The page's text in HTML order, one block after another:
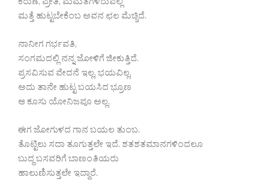
ಕರುಣೆ, ಪ್ರೀತಿ, ಮಮತೆಗಳಿರುವಲ್ಲಿ
ಮತ್ತೆ ಹುಟ್ಟಬೇಕೆಂಬ ಅವನ ಛಲ ಮೆಚ್ಚಿದೆ.
ನಾನೀಗ ಗರ್ಭವತಿ,
ಸಂಗಮದಲ್ಲಿ ನನ್ನ ಜೋಳಿಗೆ ಜೀಕುತ್ತಿದೆ.
ಪ್ರಸವಿಸುವ ವೇದನೆ ಇಲ್ಲ, ಭಯವಿಲ್ಲ,
ಅದು ತಾನೇ ಹುಟ್ಟ ಬಯಸಿದ ಭ್ರೂಣ
ಆ ಕೂಸು ಯೋನಿಜವೂ ಅಲ್ಲ.
ಈಗ ಜೋಗುಳದ ಗಾನ ಬಯಲ ತುಂಬ.
ತೊಟ್ಟಿಲು ಸದಾ ತೂಗುತ್ತಲೇ ಇದೆ. ಶತಶತಮಾನಗಳಿಂದಲೂ
ಬುದ್ಧ ಬಸವರಿಗೆ ಬಾಣಂತಿಯರು
ಹಾಲುಣಿಸುತ್ತಲೇ ಇದ್ದಾರೆ.